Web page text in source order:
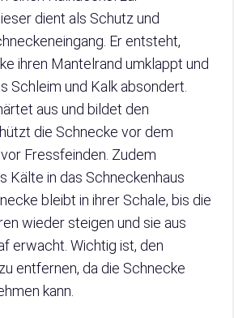
dient als Schutz und
Er entsteht,
ihren Mantelrand umklappt und
Schleim und Kalk absondert.
aus und bildet den
die Schnecke vor dem
Fressfeinden. Zudem
Kälte in das Schneckenhaus
bleibt in ihrer Schale, bis die
wieder steigen und sie aus
erwacht. Wichtig ist, den
entfernen, da die Schnecke
kann.